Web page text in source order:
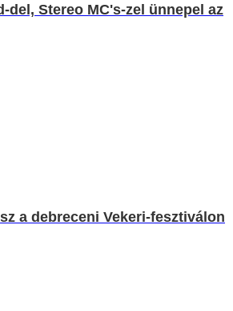
del, Stereo MC's-zel ünnepel az
a debreceni Vekeri-fesztiválon